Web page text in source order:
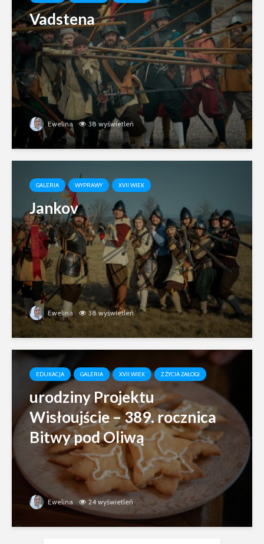
Vadstena
Ewelina 38 wyświetleń
GALERIA WYPRAWY XVII WIEK
Jankov
Ewelina 38 wyświetleń
EDUKACJA GALERIA XVII WIEK Z ŻYCIA ZAŁOGI
urodziny Projektu
Wisłoujście – 389. rocznica
Bitwy pod Oliwą
Ewelina 24 wyświetleń